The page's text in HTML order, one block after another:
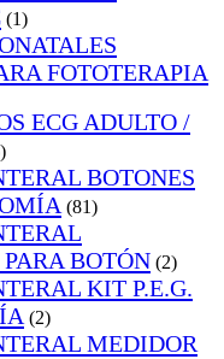
(1)
FOTOTERAPIA
ECG ADULTO /
BOTONES
(81)
BOTÓN (2)
KIT P.E.G.
(2)
MEDIDOR